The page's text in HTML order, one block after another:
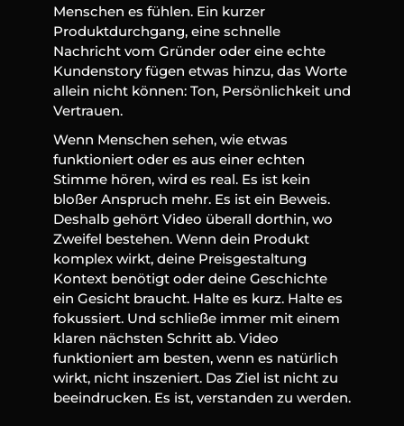
Menschen es fühlen. Ein kurzer
Produktdurchgang, eine schnelle
Nachricht vom Gründer oder eine echte
Kundenstory fügen etwas hinzu, das Worte
allein nicht können: Ton, Persönlichkeit und
Vertrauen.
Wenn Menschen sehen, wie etwas
funktioniert oder es aus einer echten
Stimme hören, wird es real. Es ist kein
bloßer Anspruch mehr. Es ist ein Beweis.
Deshalb gehört Video überall dorthin, wo
Zweifel bestehen. Wenn dein Produkt
komplex wirkt, deine Preisgestaltung
Kontext benötigt oder deine Geschichte
ein Gesicht braucht. Halte es kurz. Halte es
fokussiert. Und schließe immer mit einem
klaren nächsten Schritt ab. Video
funktioniert am besten, wenn es natürlich
wirkt, nicht inszeniert. Das Ziel ist nicht zu
beeindrucken. Es ist, verstanden zu werden.